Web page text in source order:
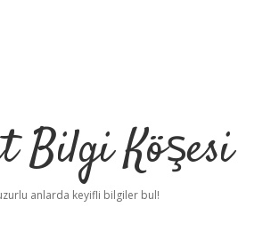
Bilgi Köşesi
anlarda keyifli bilgiler bul!